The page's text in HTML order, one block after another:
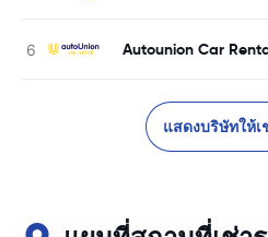
Autounion Car
แสดงบริษัทให้